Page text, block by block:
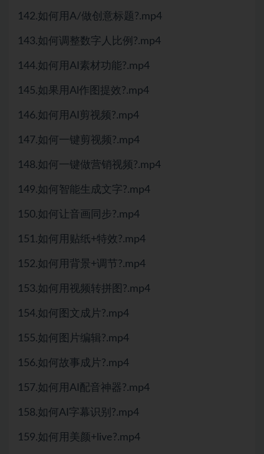
142.如何用A/做创意标题?.mp4
143.如何调整数字人比例?.mp4
144.如何用AI素材功能?.mp4
145.如果用Al作图提效?.mp4
146.如何用AI剪视频?.mp4
147.如何一键剪视频?.mp4
148.如何一键做营销视频?.mp4
149.如何智能生成文字?.mp4
150.如何让音画同步?.mp4
151.如何用贴纸+特效?.mp4
152.如何用背景+调节?.mp4
153.如何用视频转拼图?.mp4
154.如何图文成片?.mp4
155.如何图片编辑?.mp4
156.如何故事成片?.mp4
157.如何用AI配音神器?.mp4
158.如何AI字幕识别?.mp4
159.如何用美颜+live?.mp4